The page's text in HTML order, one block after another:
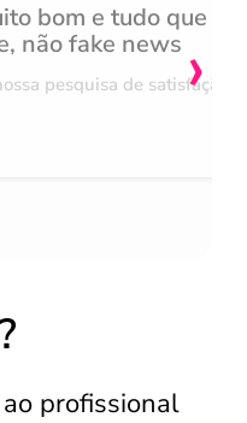
bom e tudo que
não fake news
pesquisa de satisfação
›
profissional